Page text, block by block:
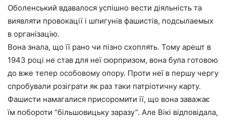
Оболенський вдавалося успішно вести діяльність та
виявляти провокації і шпигунів фашистів, подсылаемых
в організацію.
Вона знала, що її рано чи пізно схоплять. Тому арешт в
1943 році не став для неї сюрпризом, вона була готовою
до вже тепер особовому опору. Проти неї в першу чергу
спробували розіграти як раз таки патріотичну карту.
Фашисти намагалися присоромити її, що вона заважає
їм побороти “більшовицьку заразу”. Але Вікі відповідала,